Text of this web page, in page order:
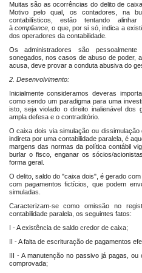
Muitas são as ocorrências do delito de
Motivo pelo qual, os contadores, na
contabilísticos, estão tentando alinhar
à compliance, o que, por si só, indica a
dos operadores da contabilidade.
Os administradores são pessoalmente
sonegados, nos casos de abuso de poder,
acusa, deve provar a conduta abusiva do
2. Desenvolvimento:
Inicialmente consideramos deveras
como sendo um paradigma para uma
isto, seja violado o direito inalienável dos
ampla defesa e o contraditório.
O caixa dois via simulação ou
indireta por uma contabilidade paralela, é
margens das normas da política contábil
burlar o fisco, enganar os sócios/
forma geral.
O delito, saldo do "caixa dois", é gerado
com pagamentos fictícios, que podem
simuladas.
Caracterizam-se como omissão no
contabilidade paralela, os seguintes fatos:
I - A existência de saldo credor de caixa;
II - A falta de escrituração de pagamentos
III - A manutenção no passivo já pagas, ou
comprovada;